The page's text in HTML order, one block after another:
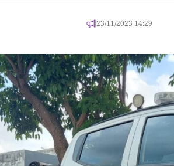
23/11/2023 14:29